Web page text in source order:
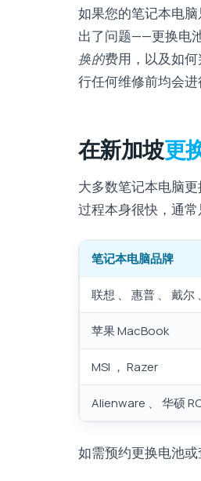
如果您的笔记本电
出了问题——更换电
换的费用，以及如
行任何维修前均会进
在新加坡更
大多数笔记本电脑
过程本身很快，通常
笔记本电脑品牌
联想 、 惠普 、 戴尔
苹果 MacBook
MSI ， Razer
Alienware 、 华硕
如需预约更换电池